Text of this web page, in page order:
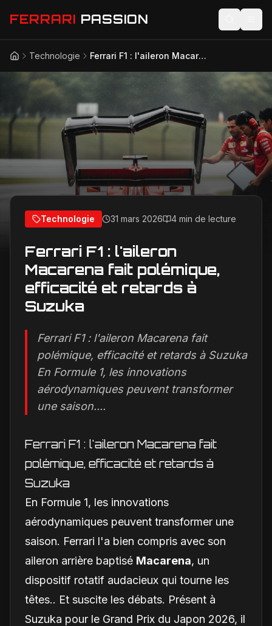
FERRARI PASSION
Actualités
Modèles
Compétition
Technologie
AccueilTechnologie Ferrari F1 : l'aileron Macarena fait polémique, efficacité et retards à Suzuka
Technologie 31 mars 2026 4 min de lecture
Ferrari F1 : l'aileron
Macarena fait polémique,
efficacité et retards à
Suzuka
Ferrari F1 : l'aileron Macarena fait
polémique, efficacité et retards à Suzuka
En Formule 1, les innovations
aérodynamiques peuvent transformer
une saison....
Ferrari F1 : l'aileron Macarena fait
polémique, efficacité et retards à
Suzuka
En Formule 1, les innovations
aérodynamiques peuvent transformer une
saison. Ferrari l'a bien compris avec son
aileron arrière baptisé Macarena, un
dispositif rotatif audacieux qui tourne les
têtes.. Et suscite les débats. Présent à
Suzuka pour le Grand Prix du Japon 2026, il